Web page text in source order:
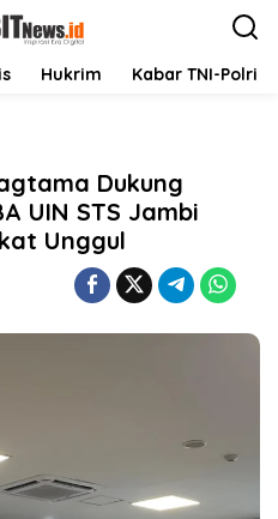
Hukrim Kabar TNI-Polri
Dukung
UIN STS Jambi
Unggul